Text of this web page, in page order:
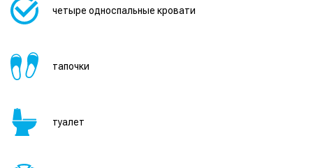
четыре односпальные кровати
тапочки
туалет